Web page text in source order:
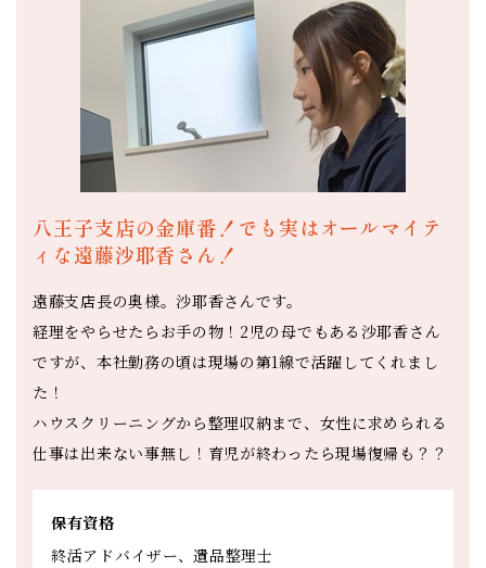
八王子支店の金庫番！でも実はオールマイテ
ィな遠藤沙耶香さん！
遠藤支店長の奥様。沙耶香さんです。
経理をやらせたらお手の物！2児の母でもある沙耶香さん
ですが、本社勤務の頃は現場の第1線で活躍してくれまし
た！
ハウスクリーニングから整理収納まで、女性に求められる
仕事は出来ない事無し！育児が終わったら現場復帰も？？
保有資格
終活アドバイザー、遺品整理士